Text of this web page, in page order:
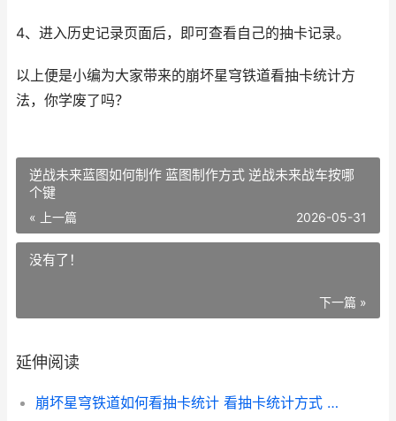
4、进入历史记录页面后，即可查看自己的抽卡记录。
以上便是小编为大家带来的崩坏星穹铁道看抽卡统计方
法，你学废了吗？
逆战未来蓝图如何制作 蓝图制作方式 逆战未来战车按哪
个键
« 上一篇 2026-05-31
没有了！
下一篇 »
延伸阅读
崩坏星穹铁道如何看抽卡统计 看抽卡统计方式 崩坏星穹铁道如何不用验证码登录